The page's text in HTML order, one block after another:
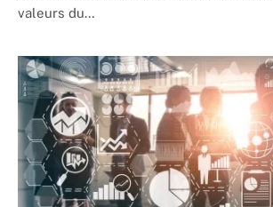
valeurs du…